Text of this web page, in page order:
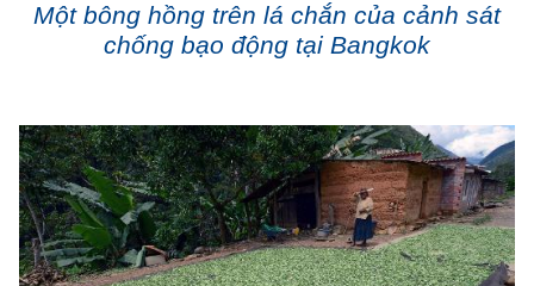
Một bông hồng trên lá chắn của cảnh sát
chống bạo động tại Bangkok